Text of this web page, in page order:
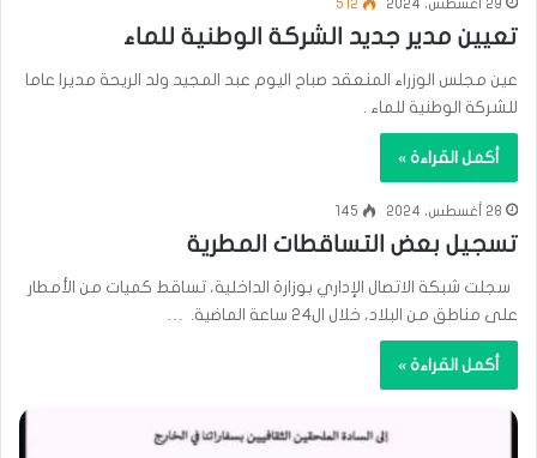
29 أغسطس، 2024 512
تعيين مدير جديد الشركة الوطنية للماء
عين مجلس الوزراء المنعقد صباح اليوم عبد المجيد ولد الريحة مديرا عاما
للشركة الوطنية للماء .
أكمل القراءة »
28 أغسطس، 2024 145
تسجيل بعض التساقطات المطرية
سجلت شبكة الاتصال الإداري بوزارة الداخلية، تساقط كميات من الأمطار
على مناطق من البلاد، خلال ال24 ساعة الماضية. …
أكمل القراءة »